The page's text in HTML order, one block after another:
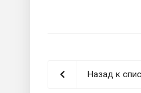
Назад к